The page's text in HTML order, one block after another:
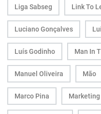
Liga Sabseg Link To
Luciano Gonçalves
Luís Godinho Man In
Manuel Oliveira Mão
Marco Pina Marketing